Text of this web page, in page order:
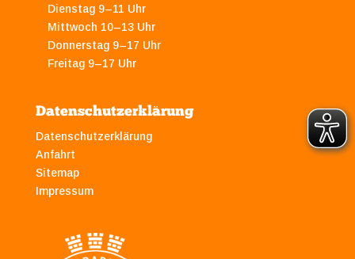
Dienstag 9–11 Uhr
Mittwoch 10–13 Uhr
Donnerstag 9–17 Uhr
Freitag 9–17 Uhr
Datenschutzerklärung
Datenschutzerklärung
Anfahrt
Sitemap
Impressum